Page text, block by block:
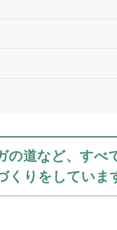
の道など、すべ
くりをしていま